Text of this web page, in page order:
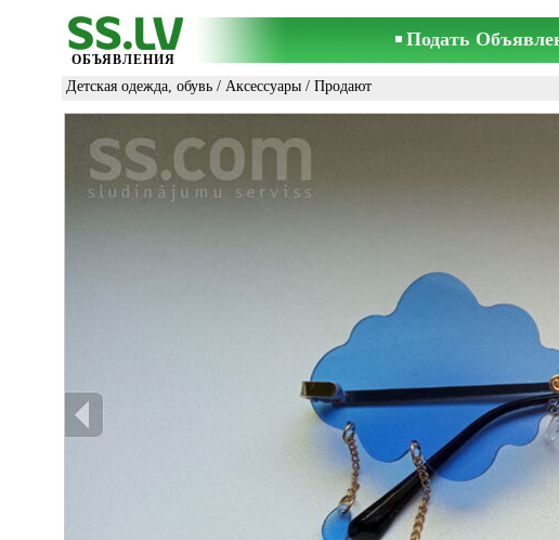
ОБЪЯВЛЕНИЯ
Подать
Детская одежда, обувь / Аксессуары / Продают